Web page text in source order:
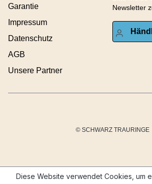
Garantie
Impressum
Datenschutz
AGB
Unsere Partner
Newsletter
© SCHWARZ TRAURINGE
Diese Website verwendet Cookies, um